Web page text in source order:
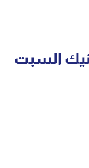
السبت